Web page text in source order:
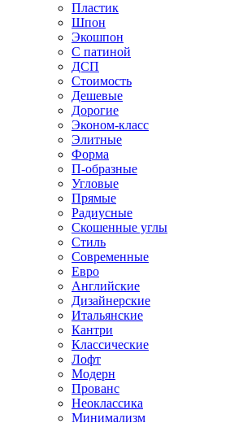
Пластик
Шпон
Экошпон
С патиной
ДСП
Стоимость
Дешевые
Дорогие
Эконом-класс
Элитные
Форма
П-образные
Угловые
Прямые
Радиусные
Скошенные углы
Стиль
Современные
Евро
Английские
Дизайнерские
Итальянские
Кантри
Классические
Лофт
Модерн
Прованс
Неоклассика
Минимализм